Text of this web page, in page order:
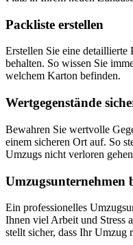
Packliste erstellen
Erstellen Sie eine
behalten. So wissen Sie
welchem Karton befinden.
Wertgegenstände
Bewahren Sie wertvolle
einem sicheren Ort auf. So
Umzugs nicht verloren
Umzugsunternehmen
Ein professionelles
Ihnen viel Arbeit und Stress
stellt sicher, dass Ihr Umzug